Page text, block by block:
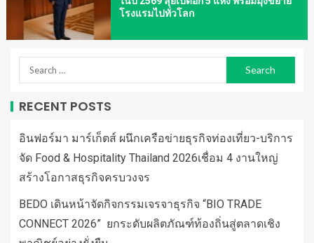
โรงแรมไปทั่วโลก
RECENT POSTS
อินฟอร์มา มาร์เก็ตส์ ผนึกเครือข่ายธุรกิจท่องเที่ยว-บริการ
จัด Food & Hospitality Thailand 2026เชื่อม 4 งานใหญ่
สร้างโอกาสธุรกิจครบวงจร
BEDO เดินหน้าจัดกิจกรรมเจรจาธุรกิจ “BIO TRADE
CONNECT 2026” ยกระดับผลิตภัณฑ์ท้องถิ่นสู่ตลาดเชิง